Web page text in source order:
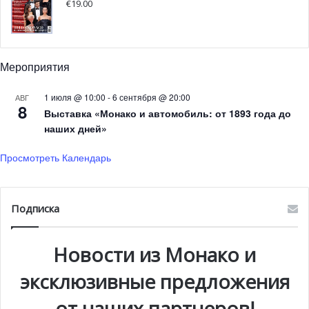
Йорке.
Примерно в это же время правитель Монако посетил
Вену, где состоялась 60-я сессия Генеральной
конференции Международного агентства по атомной
€19.00
Мероприятия
АВГ
8
1 июля @ 10:00 -6 сентября @ 20:00
Выставка «Монако и автомобиль: от 1893 года до
наших дней»
Просмотреть Календарь
Подписка
Новости из Монако и
эксклюзивные предложения